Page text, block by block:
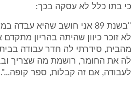
כי בתו כלל לא עסקה בכך:
לא זוכר כיוון שהיתה בהריון
מהבית, סידרתי לה חדר עבודה בבית
לה את החומר, רושמת מה שצריך
לעבודה, אם זה קבלות, ספר קופה...".